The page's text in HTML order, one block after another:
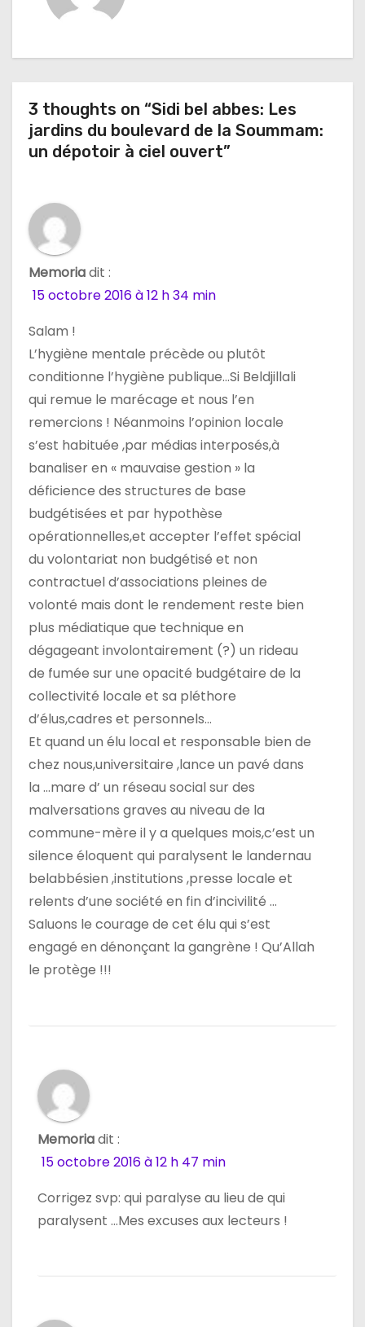
t
o
n
e
a
r
t
c
e
3 thoughts on “Sidi bel abbes: Les
jardins du boulevard de la Soummam:
un dépotoir à ciel ouvert”
Memoriadit :
15 octobre 2016 à 12 h 34 min
Salam !
L’hygiène mentale précède ou plutôt
conditionne l’hygiène publique…Si Beldjillali
qui remue le marécage et nous l’en
remercions ! Néanmoins l’opinion locale
s’est habituée ,par médias interposés,à
banaliser en « mauvaise gestion » la
déficience des structures de base
budgétisées et par hypothèse
opérationnelles,et accepter l’effet spécial
du volontariat non budgétisé et non
contractuel d’associations pleines de
volonté mais dont le rendement reste bien
plus médiatique que technique en
dégageant involontairement (?) un rideau
de fumée sur une opacité budgétaire de la
collectivité locale et sa pléthore
d’élus,cadres et personnels…
Et quand un élu local et responsable bien de
chez nous,universitaire ,lance un pavé dans
la …mare d’ un réseau social sur des
malversations graves au niveau de la
commune-mère il y a quelques mois,c’est un
silence éloquent qui paralysent le landernau
belabbésien ,institutions ,presse locale et
relents d’une société en fin d’incivilité …
Saluons le courage de cet élu qui s’est
engagé en dénonçant la gangrène ! Qu’Allah
le protège !!!
Memoriadit :
15 octobre 2016 à 12 h 47 min
Corrigez svp: qui paralyse au lieu de qui
paralysent …Mes excuses aux lecteurs !